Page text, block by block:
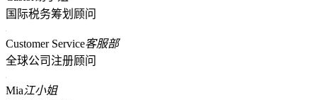
国际税务筹划顾问
Customer Service客服部
全球公司注册顾问
Mia江小姐